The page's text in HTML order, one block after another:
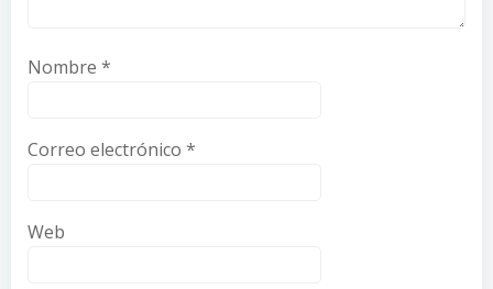
Nombre *
Correo electrónico *
Web